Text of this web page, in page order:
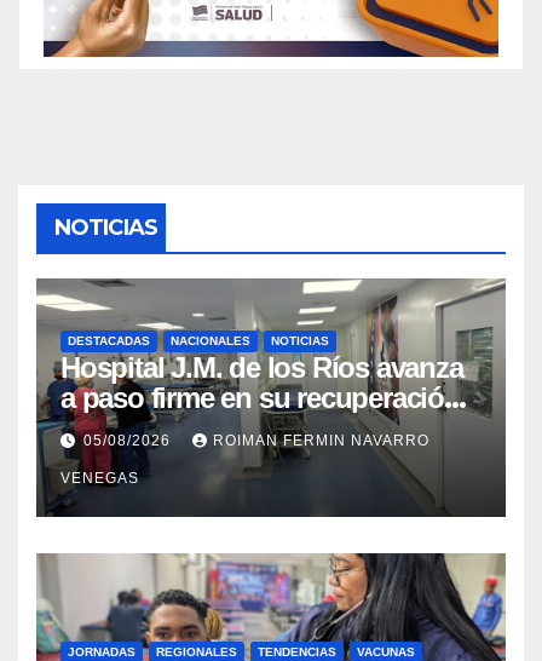
NOTICIAS
DESTACADAS NACIONALES NOTICIAS
Hospital J.M. de los Ríos avanza
a paso firme en su recuperación
tras los recientes eventos
sísmicos
05/08/2026 ROIMAN FERMIN NAVARRO
VENEGAS
JORNADAS REGIONALES TENDENCIAS VACUNAS